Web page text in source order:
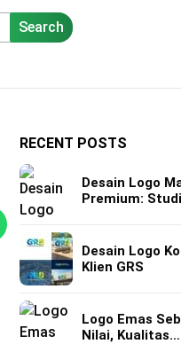
Search
RECENT POSTS
Desain Logo
Premium:
Desain Logo
Klien GRS
Logo Emas
Nilai, Kualitas…